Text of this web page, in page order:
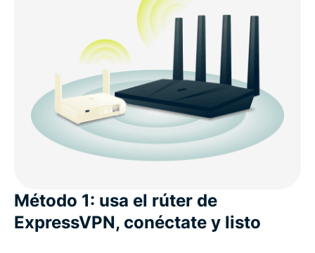
Método 1: usa el rúter de
ExpressVPN, conéctate y listo